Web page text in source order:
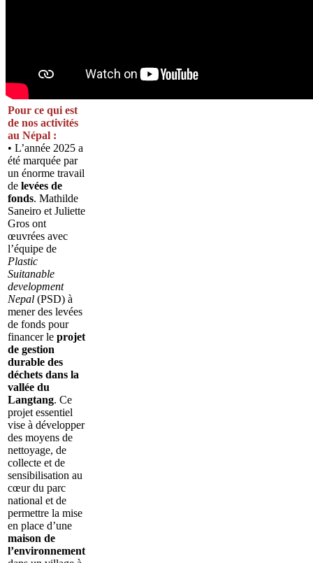
Pour ce qui est
de nos activités
au Népal :
• L’année 2025 a
été marquée par
un énorme travail
de levées de
fonds. Mathilde
Saneiro et Juliette
Gros ont
œuvrées avec
l’équipe de
Plastic
Suitanable
development
Nepal (PSD) à
mener des levées
de fonds pour
financer le projet
de gestion
durable des
déchets dans la
vallée du
Langtang. Ce
projet essentiel
vise à développer
des moyens de
nettoyage, de
collecte et de
sensibilisation au
cœur du parc
national et de
permettre la mise
en place d’une
maison de
l’environnement